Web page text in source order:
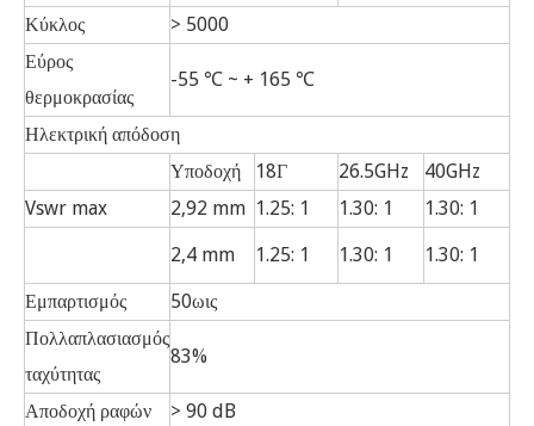
Κύκλος
> 5000
Εύρος
θερμοκρασίας
-55 ℃ ~ + 165 ℃
Ηλεκτρική απόδοση
Υποδοχή
18Γ 26.5GHz
40GHz
Vswr max
2,92 mm 1.25: 1 1.30: 1 1.30: 1
2,4 mm 1.25: 1 1.30: 1 1.30: 1
Εμπαρτισμός
50ωις
Πολλαπλασιασμός
ταχύτητας
83%
Αποδοχή ραφών > 90 dB